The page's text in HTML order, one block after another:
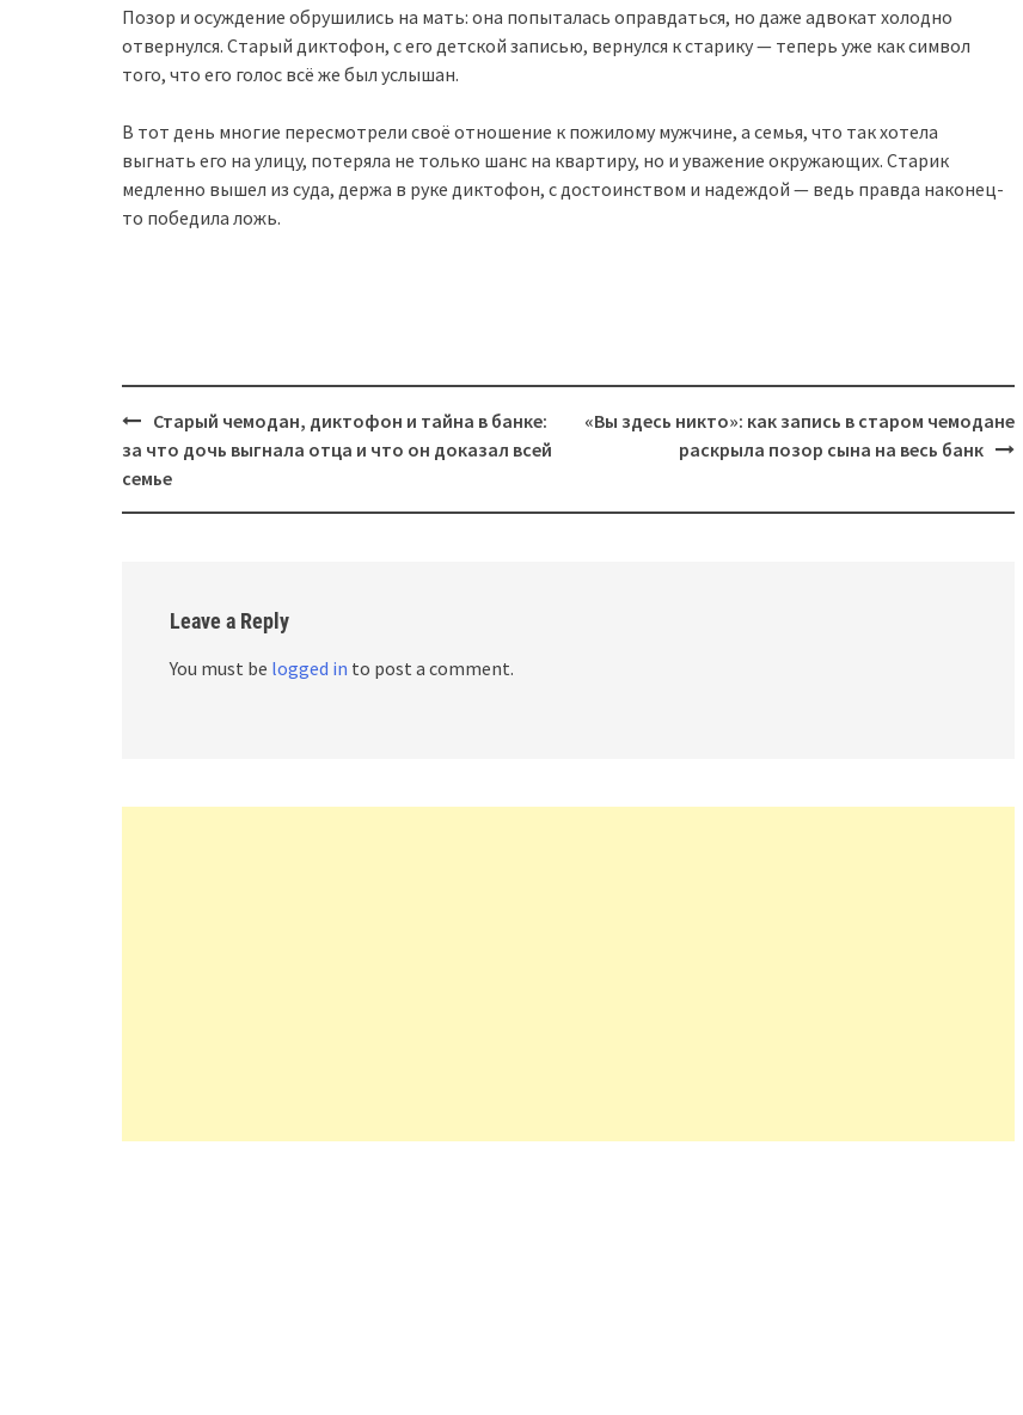
Позор и осуждение обрушились на мать: она попыталась оправдаться, но даже адвокат холодно
отвернулся. Старый диктофон, с его детской записью, вернулся к старику — теперь уже как символ
того, что его голос всё же был услышан.
В тот день многие пересмотрели своё отношение к пожилому мужчине, а семья, что так хотела
выгнать его на улицу, потеряла не только шанс на квартиру, но и уважение окружающих. Старик
медленно вышел из суда, держа в руке диктофон, с достоинством и надеждой — ведь правда наконец-
то победила ложь.
Post
navigation
Старый чемодан, диктофон и тайна в банке:
за что дочь выгнала отца и что он доказал всей
семье
«Вы здесь никто»: как запись в старом чемодане
раскрыла позор сына на весь банк
Leave a Reply
You must be logged in to post a comment.